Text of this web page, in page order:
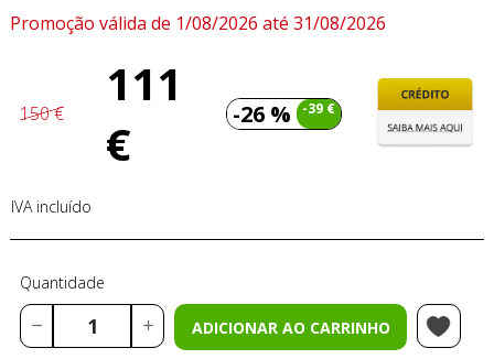
Promoção válida de 1/08/2026 até 31/08/2026
150 €
111
€
-26 % -39 €
IVA incluído
Quantidade
ADICIONAR AO CARRINHO